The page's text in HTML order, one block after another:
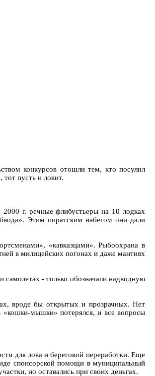
конкурсов отошли тем, кто посулил
пусть и ловит.
г. речные флибустьеры на 10 лодках
Этим пиратским набегом они дали
«кавказцами». Рыбоохрана в
в милицейских погонах и даже мантиях
- только обозначали надводную
вроде бы открытых и прозрачных. Нет
«кошки-мышки» потерялся, и все вопросы
для лова и береговой переработки. Еще
спонсорской помощи в муниципальный
но оставались при своих деньгах.